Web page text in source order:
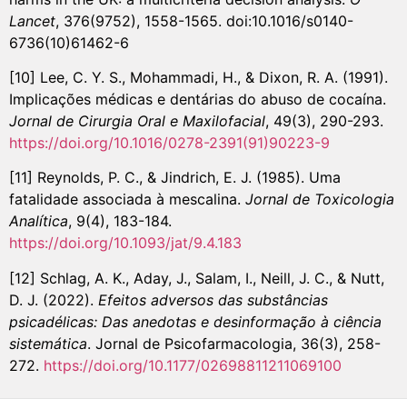
Lancet, 376(9752), 1558-1565. doi:10.1016/s0140-
6736(10)61462-6
[10] Lee, C. Y. S., Mohammadi, H., & Dixon, R. A. (1991).
Implicações médicas e dentárias do abuso de cocaína.
Jornal de Cirurgia Oral e Maxilofacial, 49(3), 290-293.
https://doi.org/10.1016/0278-2391(91)90223-9
[11] Reynolds, P. C., & Jindrich, E. J. (1985). Uma
fatalidade associada à mescalina. Jornal de Toxicologia
Analítica, 9(4), 183-184.
https://doi.org/10.1093/jat/9.4.183
[12] Schlag, A. K., Aday, J., Salam, I., Neill, J. C., & Nutt,
D. J. (2022). Efeitos adversos das substâncias
psicadélicas: Das anedotas e desinformação à ciência
sistemática. Jornal de Psicofarmacologia, 36(3), 258-
272. https://doi.org/10.1177/02698811211069100